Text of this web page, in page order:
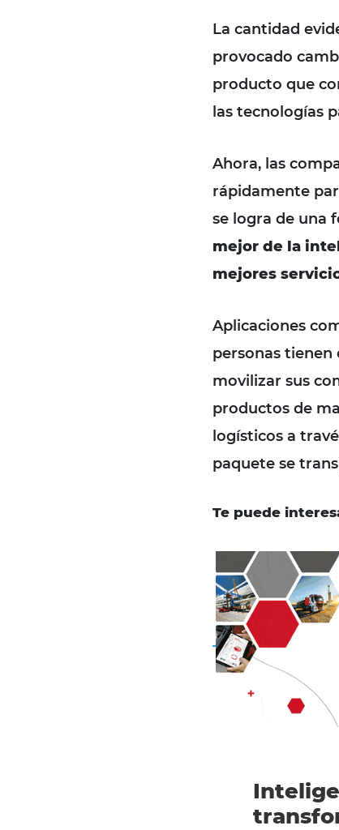
La cantidad
provocado
producto que
las tecnologías
Ahora, las
rápidamente
se logra de una
mejor de la
mejores
Aplicaciones
personas tienen
movilizar sus
productos de
logísticos a
paquete se
Te puede